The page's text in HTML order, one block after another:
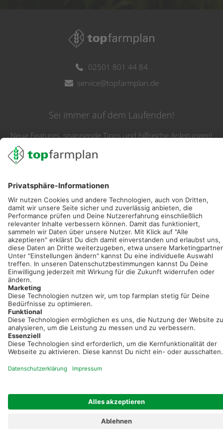
02501 801 44 84
service@topfarmplan.de
Sei immer auf dem Laufenden!
Neue Features, spannende Tipps und hilfreiche Anleitungen!
Registriere dich kostenlos!
Optimiere Dein Agrarbüro -
einfach und bequem!
Kostenlos registrieren & sofort starten
Startseite Impressum Kontakt & Hilfe
AGB